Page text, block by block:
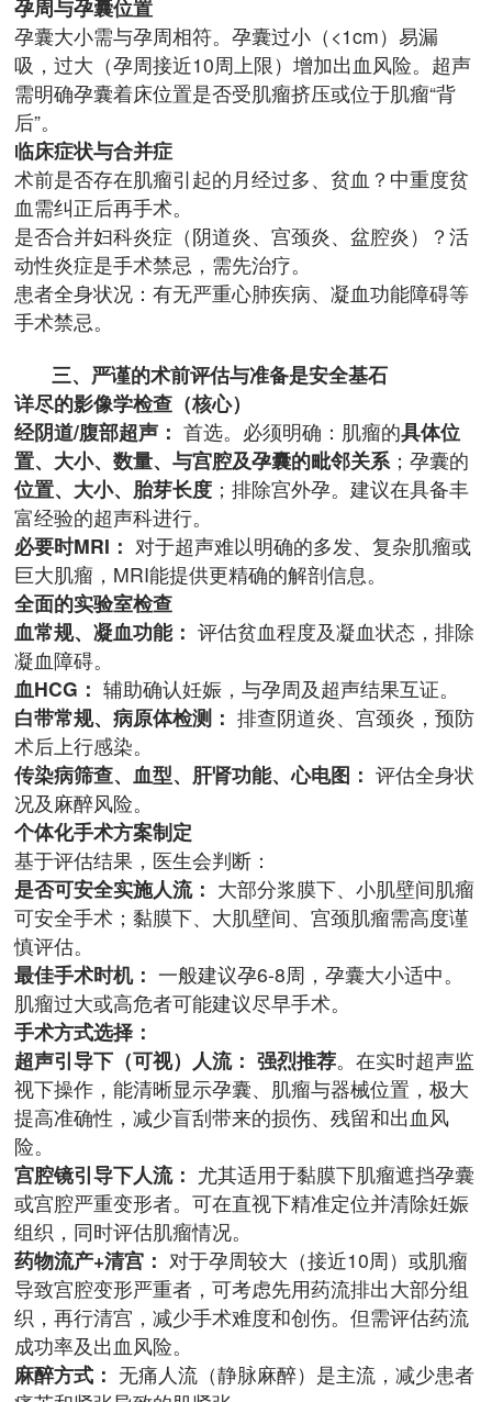
孕周与孕囊位置
孕囊大小需与孕周相符。孕囊过小（<1cm）易漏
吸，过大（孕周接近10周上限）增加出血风险。超声
需明确孕囊着床位置是否受肌瘤挤压或位于肌瘤“背
后”。
临床症状与合并症
术前是否存在肌瘤引起的月经过多、贫血？中重度贫
血需纠正后再手术。
是否合并妇科炎症（阴道炎、宫颈炎、盆腔炎）？活
动性炎症是手术禁忌，需先治疗。
患者全身状况：有无严重心肺疾病、凝血功能障碍等
手术禁忌。
三、严谨的术前评估与准备是安全基石
详尽的影像学检查（核心）
经阴道/腹部超声： 首选。必须明确：肌瘤的具体位
置、大小、数量、与宫腔及孕囊的毗邻关系 ；孕囊的
位置、大小、胎芽长度 ；排除宫外孕。建议在具备丰
富经验的超声科进行。
必要时MRI： 对于超声难以明确的多发、复杂肌瘤或
巨大肌瘤，MRI能提供更精确的解剖信息。
全面的实验室检查
血常规、凝血功能： 评估贫血程度及凝血状态，排除
凝血障碍。
血HCG： 辅助确认妊娠，与孕周及超声结果互证。
白带常规、病原体检测： 排查阴道炎、宫颈炎，预防
术后上行感染。
传染病筛查、血型、肝肾功能、心电图： 评估全身状
况及麻醉风险。
个体化手术方案制定
基于评估结果，医生会判断：
是否可安全实施人流： 大部分浆膜下、小肌壁间肌瘤
可安全手术；黏膜下、大肌壁间、宫颈肌瘤需高度谨
慎评估。
最佳手术时机： 一般建议孕6-8周，孕囊大小适中。
肌瘤过大或高危者可能建议尽早手术。
手术方式选择：
超声引导下（可视）人流： 强烈推荐。在实时超声监
视下操作，能清晰显示孕囊、肌瘤与器械位置，极大
提高准确性，减少盲刮带来的损伤、残留和出血风
险。
宫腔镜引导下人流： 尤其适用于黏膜下肌瘤遮挡孕囊
或宫腔严重变形者。可在直视下精准定位并清除妊娠
组织，同时评估肌瘤情况。
药物流产+清宫： 对于孕周较大（接近10周）或肌瘤
导致宫腔变形严重者，可考虑先用药流排出大部分组
织，再行清宫，减少手术难度和创伤。但需评估药流
成功率及出血风险。
麻醉方式： 无痛人流（静脉麻醉）是主流，减少患者